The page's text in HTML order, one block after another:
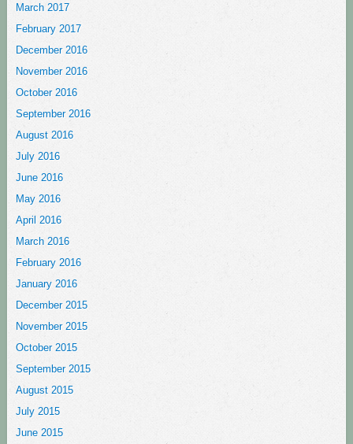
March 2017
February 2017
December 2016
November 2016
October 2016
September 2016
August 2016
July 2016
June 2016
May 2016
April 2016
March 2016
February 2016
January 2016
December 2015
November 2015
October 2015
September 2015
August 2015
July 2015
June 2015